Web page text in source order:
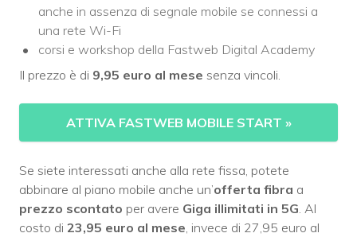
anche in assenza di segnale mobile se connessi a
una rete Wi-Fi
corsi e workshop della Fastweb Digital Academy
Il prezzo è di 9,95 euro al mese senza vincoli.
ATTIVA FASTWEB MOBILE START »
Se siete interessati anche alla rete fissa, potete
abbinare al piano mobile anche un’offerta fibra a
prezzo scontato per avere Giga illimitati in 5G. Al
costo di 23,95 euro al mese, invece di 27,95 euro al